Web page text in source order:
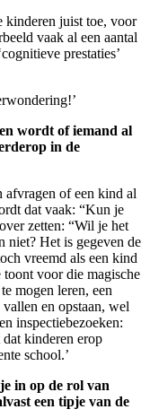
kinderen juist toe, voor
vaak al een aantal
prestaties’
wordt of iemand al
in de
afvragen of een kind al
dat vaak: “Kun je
zetten: “Wil je het
niet? Het is gegeven de
vreemd als een kind
toont voor die magische
mogen leren, een
en opstaan, wel
inspectiebezoeken:
kinderen erop
school.’
in op de rol van
een tipje van de